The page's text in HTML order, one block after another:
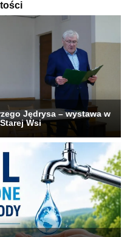
Jędrysa – wystawa w
Wsi